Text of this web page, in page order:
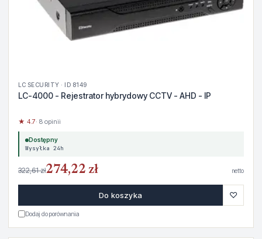
LC SECURITY · ID 8149
LC-4000 - Rejestrator hybrydowy CCTV - AHD - IP
★ 4.7· 8 opinii
Dostępny
Wysyłka 24h
322,61 zł274,22 zł netto
Do koszyka ♡
Dodaj do porównania